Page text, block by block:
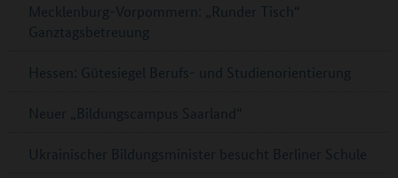
Mecklenburg-Vorpommern: „Runder Tisch“
Ganztagsbetreuung
Hessen: Gütesiegel Berufs- und Studienorientierung
Neuer „Bildungscampus Saarland“
Ukrainischer Bildungsminister besucht Berliner Schule